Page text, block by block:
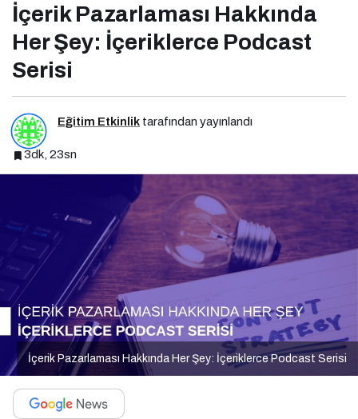
İçerik Pazarlaması Hakkında
Her Şey: İçeriklerce Podcast
Serisi
Eğitim Etkinlik tarafından yayınlandı
3dk, 23sn
İçerik Pazarlaması Hakkında Her Şey: İçeriklerce Podcast Serisi